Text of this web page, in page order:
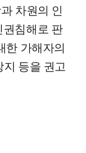
차원의 인
침해로 판
한 가해자의
등을 권고